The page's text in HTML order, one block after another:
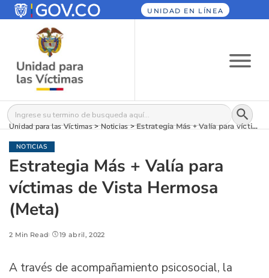
UNIDAD EN LÍNEA
Buscar: Botón
Unidad para las Víctimas>Noticias>Estrategia Más + Valía para víctimas de Vista Hermosa (Meta)
NOTICIAS
Estrategia Más + Valía para
víctimas de Vista Hermosa
(Meta)
2 Min Read 19 abril, 2022
A través de acompañamiento psicosocial, la